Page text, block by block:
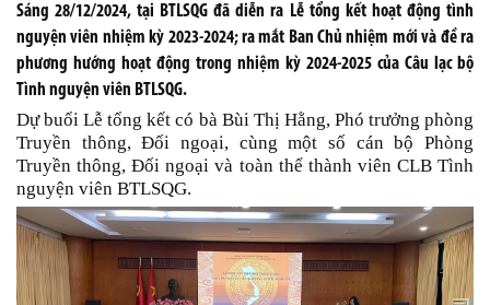
Sáng 28/12/2024, tại BTLSQG đã diễn ra Lễ tổng kết hoạt động tình
nguyện viên nhiệm kỳ 2023-2024; ra mắt Ban Chủ nhiệm mới và đề ra
phương hướng hoạt động trong nhiệm kỳ 2024-2025 của Câu lạc bộ
Tình nguyện viên BTLSQG.
Dự buổi Lễ tổng kết có bà Bùi Thị Hằng, Phó trưởng phòng
Truyền thông, Đối ngoại, cùng một số cán bộ Phòng
Truyền thông, Đối ngoại và toàn thể thành viên CLB Tình
nguyện viên BTLSQG.